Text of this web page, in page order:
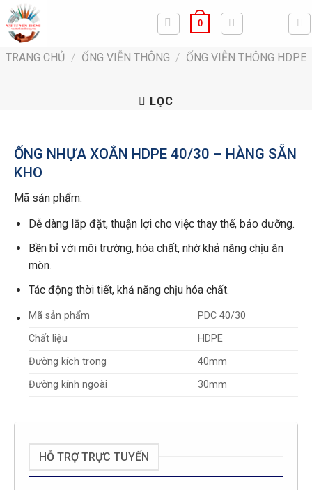
Bỏ
qua
nội
dung
0
TRANG CHỦ / ỐNG VIỄN THÔNG / ỐNG VIỄN THÔNG HDPE
LỌC
ỐNG NHỰA XOẮN HDPE 40/30 – HÀNG SẴN
KHO
Mã sản phẩm:
Dễ dàng lắp đặt, thuận lợi cho việc thay thế, bảo dưỡng.
Bền bỉ với môi trường, hóa chất, nhờ khả năng chịu ăn
mòn.
Tác động thời tiết, khả năng chịu hóa chất.
Mã sản phẩm
PDC 40/30
Chất liệu
HDPE
Đường kích trong
40mm
Đường kính ngoài
30mm
HỖ TRỢ TRỰC TUYẾN